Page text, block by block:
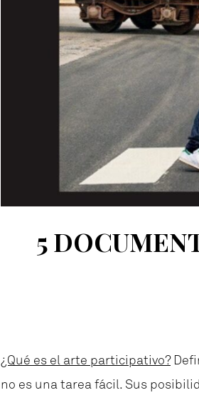
5
¿Qué es el arte participativo?
no es una tarea fácil. Sus